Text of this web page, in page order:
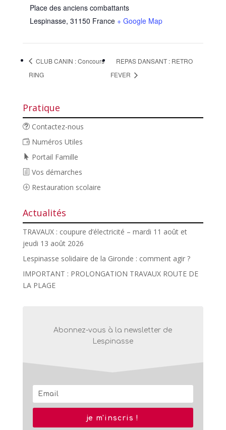
Place des anciens combattants
Lespinasse, 31150 France + Google Map
CLUB CANIN : Concours
RING
REPAS DANSANT : RETRO
FEVER
Pratique
Contactez-nous
Numéros Utiles
Portail Famille
Vos démarches
Restauration scolaire
Actualités
TRAVAUX : coupure d’électricité – mardi 11 août et
jeudi 13 août 2026
Lespinasse solidaire de la Gironde : comment agir ?
IMPORTANT : PROLONGATION TRAVAUX ROUTE DE
LA PLAGE
Abonnez-vous à la newsletter de
Lespinasse
je m'inscris !